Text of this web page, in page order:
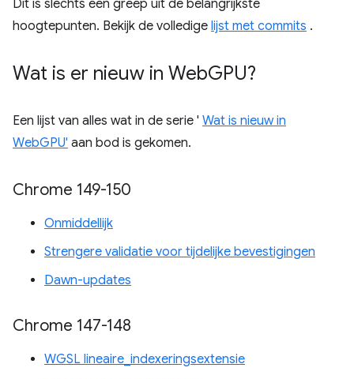
Dit is slechts een greep uit de belangrijkste
hoogtepunten. Bekijk de volledige lijst met commits .
Wat is er nieuw in WebGPU?
Een lijst van alles wat in de serie ' Wat is nieuw in
WebGPU' aan bod is gekomen.
Chrome 149-150
Onmiddellijk
Strengere validatie voor tijdelijke bevestigingen
Dawn-updates
Chrome 147-148
WGSL lineaire_indexeringsextensie